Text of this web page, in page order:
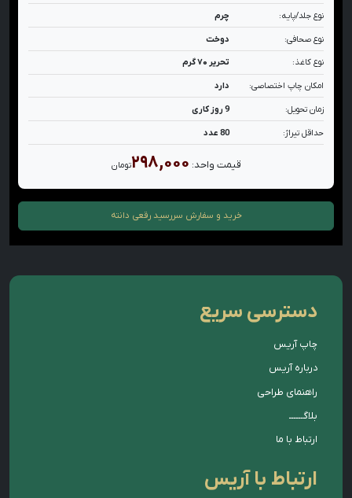
نوع جلد/پایه: چرم
نوع صحافی: دوخت
نوع کاغذ: تحریر ۷۰ گرم
امکان چاپ اختصاصی: دارد
زمان تحویل: 9 روز کاری
حداقل تیراژ: 80 عدد
قیمت واحد: ۲۹۸,۰۰۰تومان
خرید و سفارش سررسید رقعی دانته
دسترسی سریع
چاپ آریس
درباره آریس
راهنمای طراحی
بلاگــــــ
ارتباط با ما
ارتباط با آریس